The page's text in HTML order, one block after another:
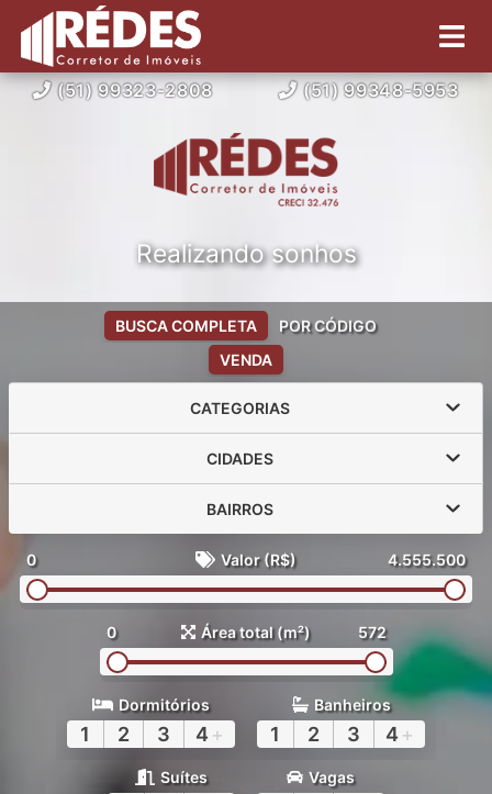
(51) 99323-2808 (51) 99348-5953
Realizando sonhos
VENDA
BUSCA COMPLETA POR CÓDIGO
CATEGORIAS
CIDADES
BAIRROS
0 Valor (R$) 4.555.500
0 Área total (m²) 572
Dormitórios
1 2 3 4 +
Banheiros
1 2 3 4 +
Suítes Vagas